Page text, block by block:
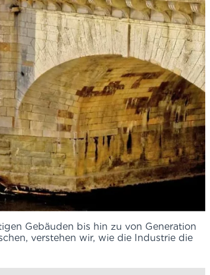
Gebäuden bis hin zu von Generation
verstehen wir, wie die Industrie die